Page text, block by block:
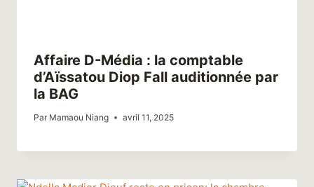
Affaire D-Média : la comptable
d’Aïssatou Diop Fall auditionnée par
la BAG
Par Mamaou Niang avril 11, 2025